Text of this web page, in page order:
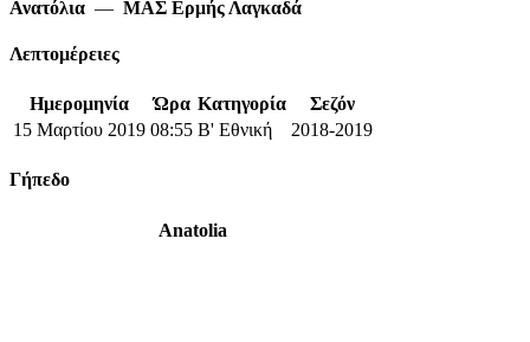
Ανατόλια — ΜΑΣ Ερμής Λαγκαδά
Λεπτομέρειες
Ημερομηνία Ώρα Κατηγορία
Σεζόν
15 Μαρτίου 2019 08:55 Β' Εθνική 2018-2019
Γήπεδο
Anatolia